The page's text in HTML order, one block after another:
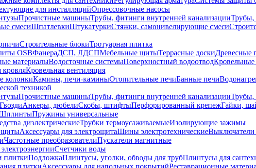
для инсталляцийОпрессовочные насосы
Прочистные машиныТрубы, фитинги внутренней канализацииТрубы,
смесиШпатлевкиШтукатуркиСтяжки, самонивелирующие смеси
Строительные блокиТротуарная плитка
OSBФанераДСП, ЛДСПМебельные щитыТеррасные доскиДревесные
материалыВодосточные системыПоверхностный водоотвод
кровляКровельная вентиляция
колонкиКамины, печи-каминыОтопительные печиБанные печи
техникой
Прочистные машиныТрубы, фитинги внутренней канализацииТрубы,
ГвоздиАнкеры, дюбелиСкобы, штифтыПерфорированный крепежГайки,
Пружины универсальные
диэлектрическиеТрубки термоусаживаемыеИзолирующие зажимы
Аксессуары для электрощитаШины электротехническиеВыключатели
Частотные преобразователиПускатели магнитные
Счетчики воды
плиткиПодложкаПлинтусы, уголки, обводы для трубПлинтусы для
плиткиАксессуары для напольных покрытийРеставрационные